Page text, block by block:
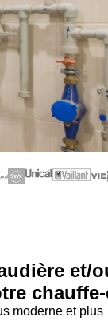
et/
chauffe-
moderne et plus